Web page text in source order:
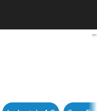
per L’Aquila,